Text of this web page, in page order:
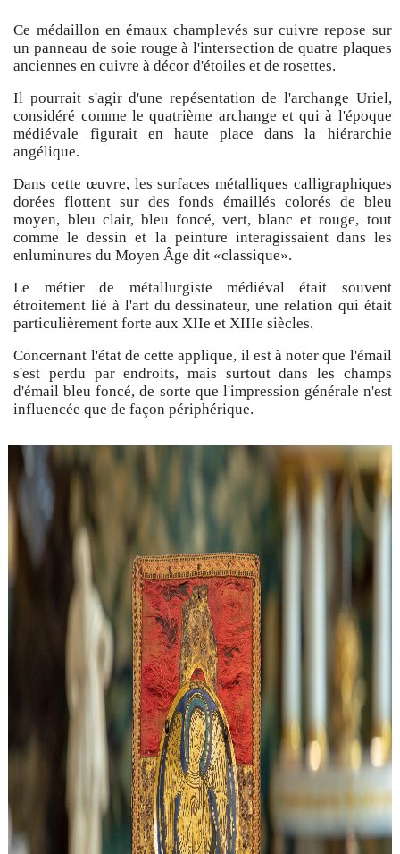
Ce médaillon en émaux champlevés sur cuivre repose sur
un panneau de soie rouge à l'intersection de quatre plaques
anciennes en cuivre à décor d'étoiles et de rosettes.
Il pourrait s'agir d'une repésentation de l'archange Uriel,
considéré comme le quatrième archange et qui à l'époque
médiévale figurait en haute place dans la hiérarchie
angélique.
Dans cette œuvre, les surfaces métalliques calligraphiques
dorées flottent sur des fonds émaillés colorés de bleu
moyen, bleu clair, bleu foncé, vert, blanc et rouge, tout
comme le dessin et la peinture interagissaient dans les
enluminures du Moyen Âge dit «classique».
Le métier de métallurgiste médiéval était souvent
étroitement lié à l'art du dessinateur, une relation qui était
particulièrement forte aux XIIe et XIIIe siècles.
Concernant l'état de cette applique, il est à noter que l'émail
s'est perdu par endroits, mais surtout dans les champs
d'émail bleu foncé, de sorte que l'impression générale n'est
influencée que de façon périphérique.